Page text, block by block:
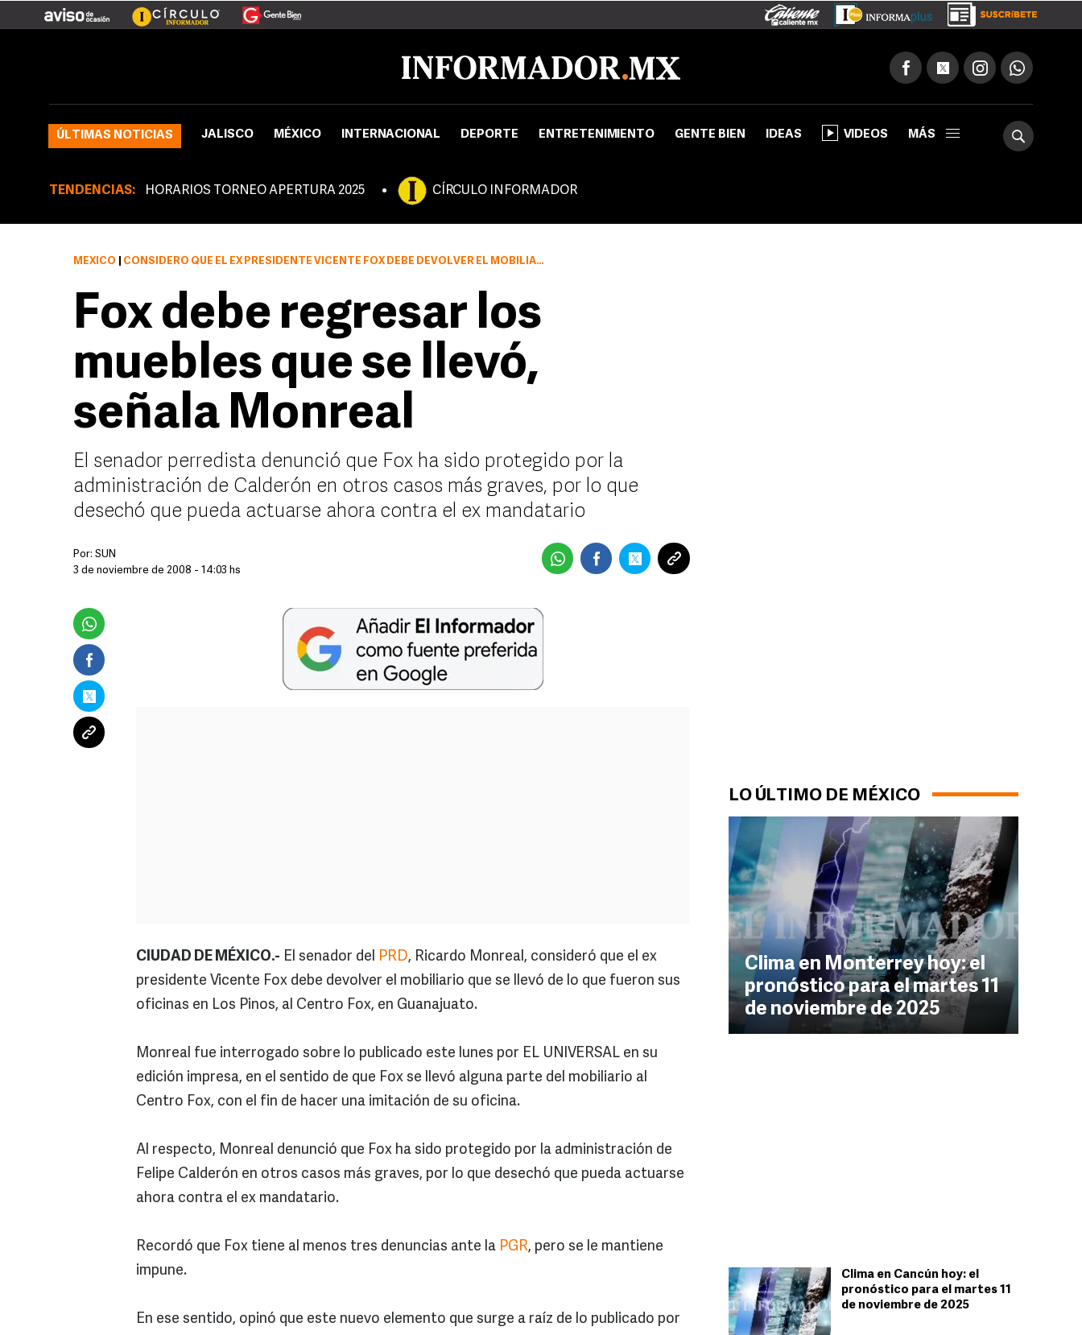
ÚLTIMAS NOTICIAS JALISCO MÉXICO INTERNACIONAL DEPORTE ENTRETENIMIENTO GENTE BIEN IDEAS VIDEOS MÁS
TENDENCIAS: HORARIOS TORNEO APERTURA 2025 CÍRCULO INFORMADOR
LO ÚLTIMO DE MÉXICO
Clima en Monterrey hoy: el
pronóstico para el martes 11
de noviembre de 2025
Clima en Cancún hoy: el
pronóstico para el martes 11
de noviembre de 2025
MÉXICO CONSIDERÓ QUE EL EX PRESIDENTE VICENTE FOX DEBE DEVOLVER EL MOBILIARIO QUE SE LLEVÓ DE LO QUE FUERON SUS OFICINAS EN LOS PINOS
Fox debe regresar los
muebles que se llevó,
señala Monreal
El senador perredista denunció que Fox ha sido protegido por la
administración de Calderón en otros casos más graves, por lo que
desechó que pueda actuarse ahora contra el ex mandatario
Por: SUN
3 de noviembre de 2008 - 14:03 hs
CIUDAD DE MÉXICO.- El senador del PRD, Ricardo Monreal, consideró que el ex
presidente Vicente Fox debe devolver el mobiliario que se llevó de lo que fueron sus
oficinas en Los Pinos, al Centro Fox, en Guanajuato.
Monreal fue interrogado sobre lo publicado este lunes por EL UNIVERSAL en su
edición impresa, en el sentido de que Fox se llevó alguna parte del mobiliario al
Centro Fox, con el fin de hacer una imitación de su oficina.
Al respecto, Monreal denunció que Fox ha sido protegido por la administración de
Felipe Calderón en otros casos más graves, por lo que desechó que pueda actuarse
ahora contra el ex mandatario.
Recordó que Fox tiene al menos tres denuncias ante la PGR, pero se le mantiene
impune.
En ese sentido, opinó que este nuevo elemento que surge a raíz de lo publicado por